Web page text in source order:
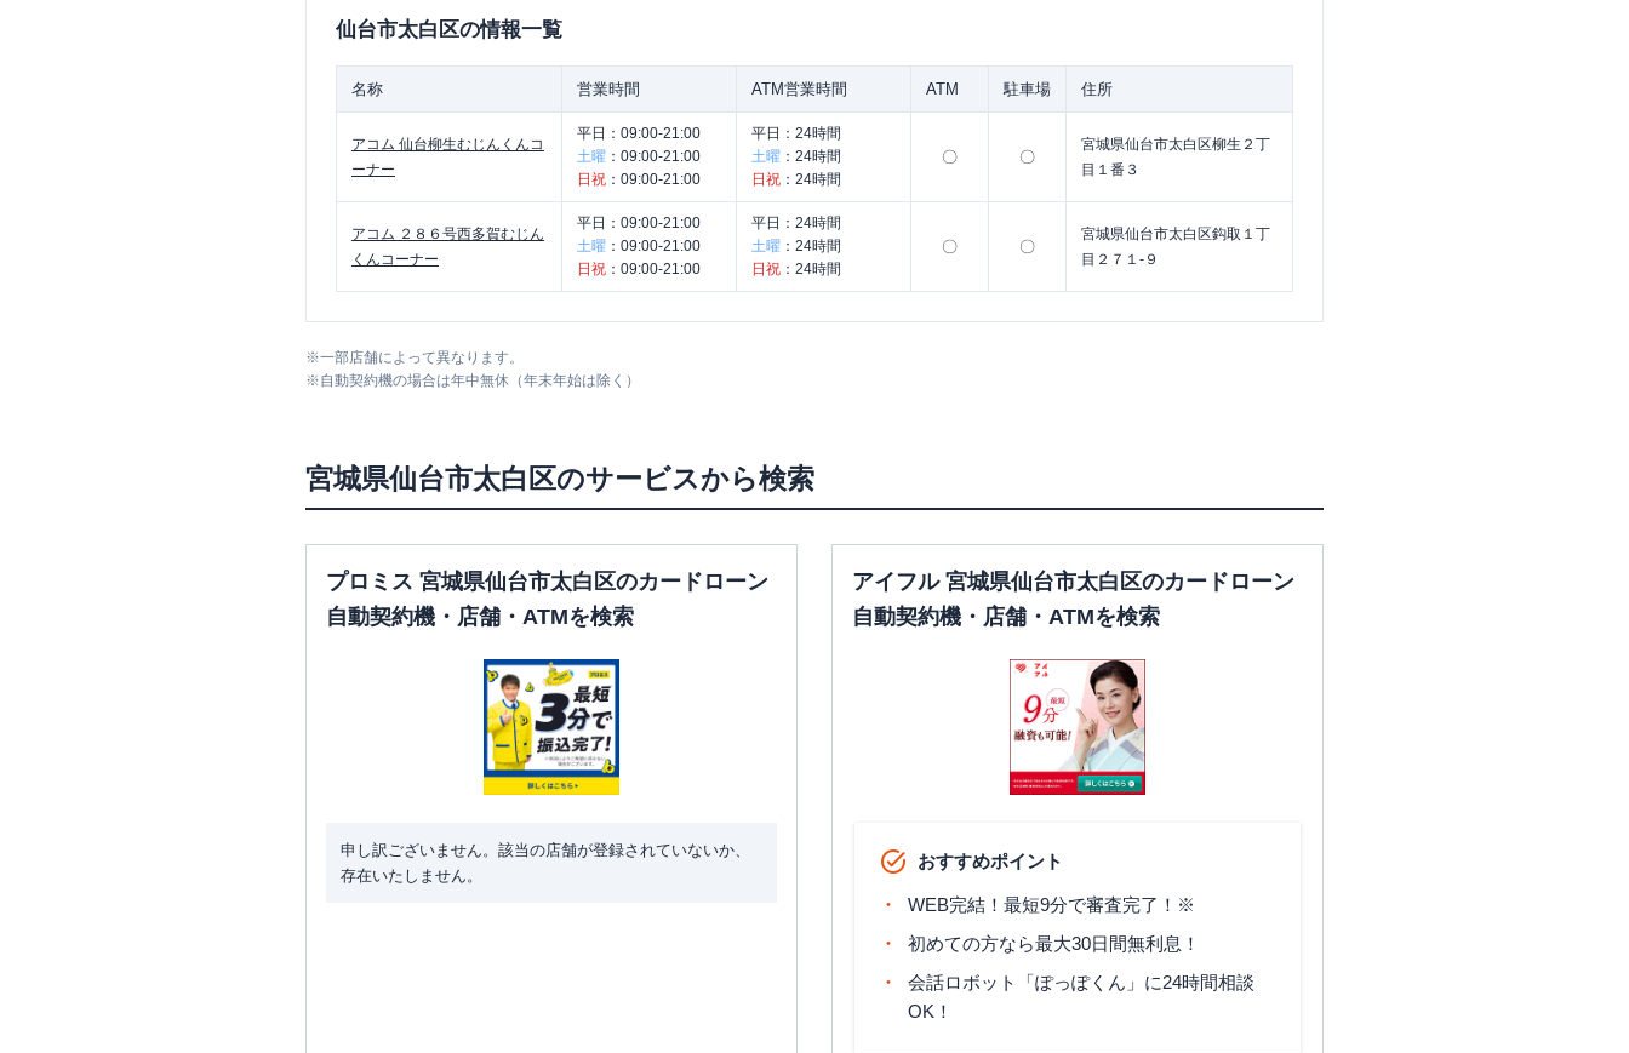
仙台市太白区の情報一覧
名称 営業時間 ATM営業時間 ATM 駐車場 住所
アコム 仙台柳生むじんくんコ
ーナー
平日： 09:00-21:00
土曜 ： 09:00-21:00
日祝 ： 09:00-21:00
平日： 24時間
土曜 ： 24時間
日祝 ： 24時間
〇 〇
宮城県仙台市太白区柳生２丁
目１番３
アコム ２８６号西多賀むじん
くんコーナー
平日： 09:00-21:00
土曜 ： 09:00-21:00
日祝 ： 09:00-21:00
平日： 24時間
土曜 ： 24時間
日祝 ： 24時間
〇 〇
宮城県仙台市太白区鈎取１丁
目２７１-９
※一部店舗によって異なります。
※自動契約機の場合は年中無休（年末年始は除く）
宮城県仙台市太白区のサービスから検索
プロミス 宮城県仙台市太白区のカードローン
自動契約機・店舗・ATMを検索
申し訳ございません。該当の店舗が登録されていないか、
存在いたしません。
アイフル 宮城県仙台市太白区のカードローン
自動契約機・店舗・ATMを検索
おすすめポイント
WEB完結！最短9分で審査完了！※
初めての方なら最大30日間無利息！
会話ロボット「ぽっぽくん」に24時間相談
OK！